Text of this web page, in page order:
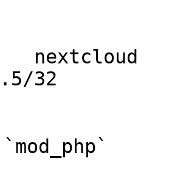
nextcloud
32